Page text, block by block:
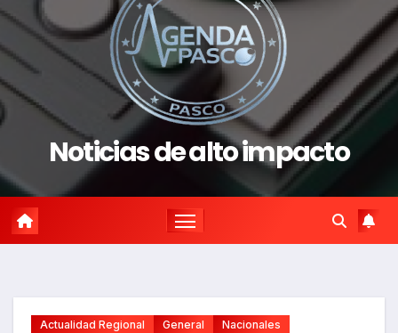
Noticias de alto impacto
Actualidad Regional General Nacionales